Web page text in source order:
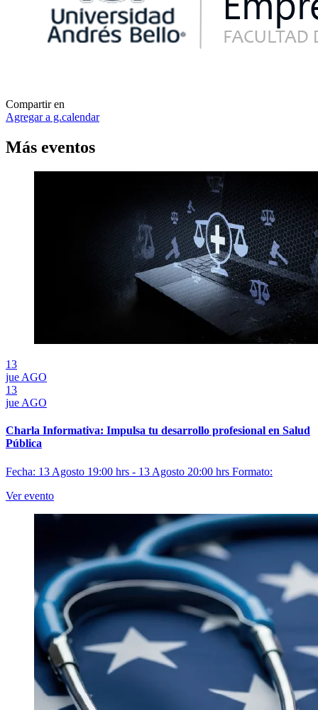
Compartir en
Agregar a g.calendar
Más eventos
13
jue AGO
13
jue AGO
Charla Informativa: Impulsa tu desarrollo profesional en Salud
Pública
Fecha: 13 Agosto 19:00 hrs - 13 Agosto 20:00 hrs Formato:
Ver evento